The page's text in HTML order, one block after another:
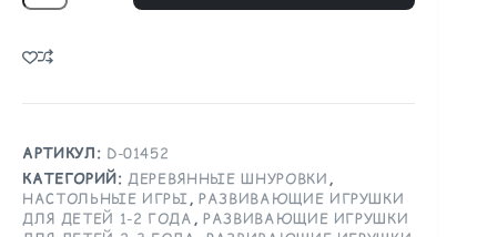
АРТИКУЛ: D-01452
КАТЕГОРИЙ:ДЕРЕВЯННЫЕ ШНУРОВКИ ,
НАСТОЛЬНЫЕ ИГРЫ,РАЗВИВАЮЩИЕ ИГРУШКИ
ДЛЯ ДЕТЕЙ 1-2 ГОДА ,РАЗВИВАЮЩИЕ ИГРУШКИ